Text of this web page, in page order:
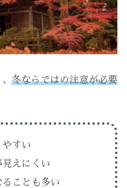
冬ならではの注意が必要
すい
えにくい
ことも多い